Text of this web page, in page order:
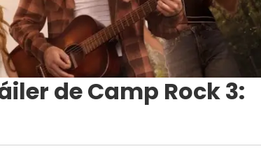
de Camp Rock 3: